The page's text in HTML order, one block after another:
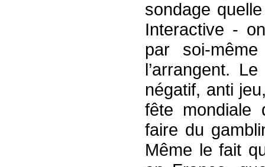
sondage
Interactive -
par soi-
l’arrangent.
négatif, anti
fête mondiale
faire du
Même le fait